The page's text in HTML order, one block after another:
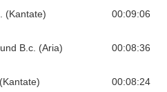
(Kantate)
00:09:06
B.c. (Aria)
00:08:36
00:08:24